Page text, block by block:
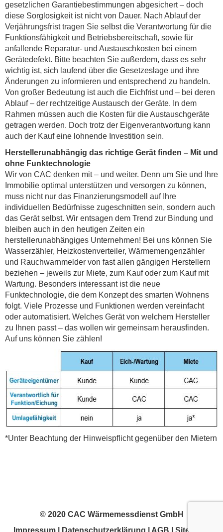
gesetzlichen Garantiebestimmungen abgesichert – doch
diese Sorglosigkeit ist nicht von Dauer. Nach Ablauf der
Verjährungsfrist tragen Sie selbst die Verantwortung für die
Funktionsfähigkeit und Betriebsbereitschaft, sowie für
anfallende Reparatur- und Austauschkosten bei einem
Gerätedefekt. Bitte beachten Sie außerdem, dass es sehr
wichtig ist, sich laufend über die Gesetzeslage und ihre
Änderungen zu informieren und entsprechend zu handeln.
Von großer Bedeutung ist auch die Eichfrist und – bei deren
Ablauf – der rechtzeitige Austausch der Geräte. In dem
Rahmen müssen auch die Kosten für die Austauschgeräte
getragen werden. Doch trotz der Eigenverantwortung kann
auch der Kauf eine lohnende Investition sein.
Herstellerunabhängig das richtige Gerät finden – Mit und
ohne Funktechnologie
Wir von CAC denken mit – und weiter. Denn um Sie und Ihre
Immobilie optimal unterstützen und versorgen zu können,
muss nicht nur das Finanzierungsmodell auf Ihre
individuellen Bedürfnisse zugeschnitten sein, sondern auch
das Gerät selbst. Wir entsagen dem Trend zur Bindung und
bleiben auch in den heutigen Zeiten ein
herstellerunabhängiges Unternehmen! Bei uns können Sie
Wasserzähler, Heizkostenverteiler, Wärmemengenzähler
und Rauchwarnmelder von fast allen gängigen Herstellern
beziehen – jeweils zur Miete, zum Kauf oder zum Kauf mit
Wartung. Besonders interessant ist die neue
Funktechnologie, die dem Konzept des smarten Wohnens
folgt. Viele Prozesse und Funktionen werden vereinfacht
oder automatisiert. Welches Gerät von welchem Hersteller
zu Ihnen passt – das wollen wir gemeinsam herausfinden.
Auf uns können Sie zählen!
*Unter Beachtung der Hinweispflicht gegenüber den Mietern
© 2020 CAC Wärmemessdienst GmbH